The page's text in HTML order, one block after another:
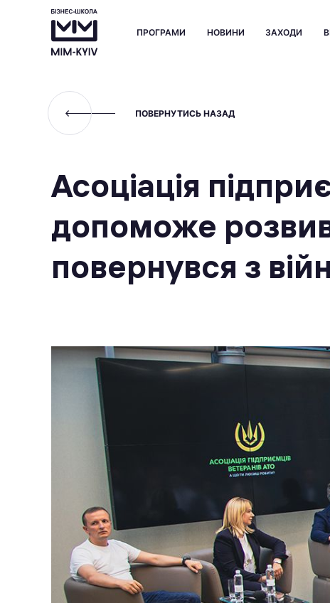
ПРОГРАМИ НОВИНИ ЗАХОДИ
ПОВЕРНУТИСЬ НАЗАД
Асоціація
допоможе
повернувся з